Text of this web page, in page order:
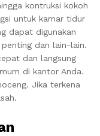
kontruksi kokoh
untuk kamar tidur
dapat digunakan
dan lain-lain.
dan langsung
di kantor Anda.
Jika terkena